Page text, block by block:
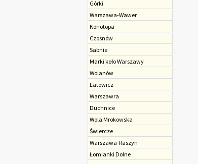
Górki
Warszawa-Wawer
Konotopa
Czosnów
Sabnie
Marki koło Warszawy
Wolanów
Latowicz
Warszawra
Duchnice
Wola Mrokowska
Świercze
Warszawa-Raszyn
Łomianki Dolne